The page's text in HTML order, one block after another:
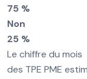
75 %
Non
25 %
Le chiffre du mois
des TPE PME